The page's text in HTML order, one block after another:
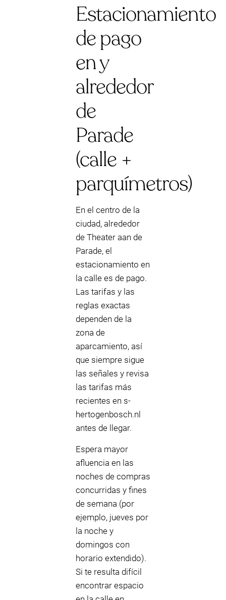
Estacionamiento
de pago
en y
alrededor
de
Parade
(calle +
parquímetros)
En el centro de la
ciudad, alrededor
de Theater aan de
Parade, el
estacionamiento en
la calle es de pago.
Las tarifas y las
reglas exactas
dependen de la
zona de
aparcamiento, así
que siempre sigue
las señales y revisa
las tarifas más
recientes en s-
hertogenbosch.nl
antes de llegar.
Espera mayor
afluencia en las
noches de compras
concurridas y fines
de semana (por
ejemplo, jueves por
la noche y
domingos con
horario extendido).
Si te resulta difícil
encontrar espacio